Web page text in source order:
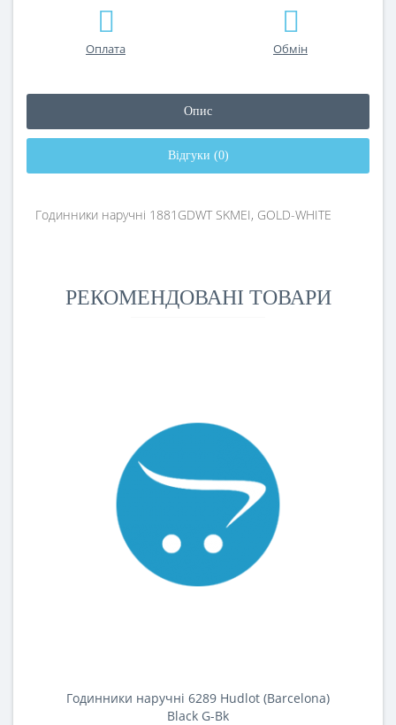
Оплата Обмін
Опис
Відгуки (0)
Годинники наручні 1881GDWT SKMEI, GOLD-WHITE
РЕКОМЕНДОВАНІ ТОВАРИ
Годинники наручні 6289 Hudlot (Barcelona)
Black G-Bk